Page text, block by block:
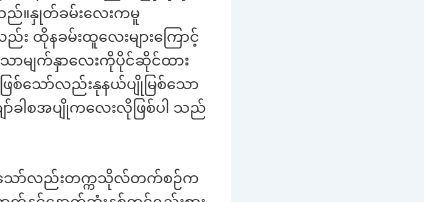
သည်။နှုတ်ခမ်းလေးကမူ
နခမ်းထူလေးများကြောင့်
ာမျက်နှာလေးကိုပိုင်ဆိုင်ထား
စ်သော်လည်းနုနယ်ပျိုမြစ်သော
ာ်ခါစအပျိုကလေးလိုဖြစ်ပါ သည်
သော်လည်းတက္ကသိုလ်တက်စဉ်က